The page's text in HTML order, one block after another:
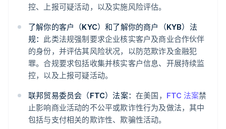
控、上报可疑活动，以及实施风险评估。
了解你的客户（KYC）和了解你的商户（KYB）法
规： 此类法规强制要求企业核实客户及商业合作伙伴
的身份，并评估其风险状况，以防范欺诈及金融犯
罪。合规要求包括收集并核实客户信息、开展持续监
控，以及上报可疑活动。
联邦贸易委员会（FTC）法案： 在美国， FTC 法案禁
止影响商业活动的不公平或欺诈性行为及做法，其中
包括与支付相关的欺诈性、欺骗性活动。
阿联酋
English
爱尔兰
English
English
奥地利
DeutschEnglish
澳大利亚